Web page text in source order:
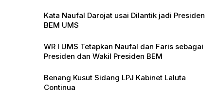
Kata Naufal Darojat usai Dilantik jadi Presiden
BEM UMS
WR I UMS Tetapkan Naufal dan Faris sebagai
Presiden dan Wakil Presiden BEM
Benang Kusut Sidang LPJ Kabinet Laluta
Continua